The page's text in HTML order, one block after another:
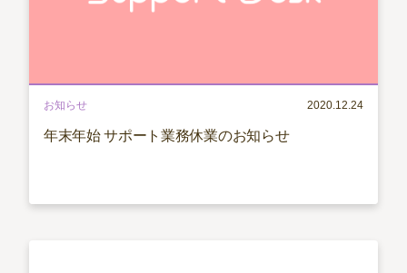
お知らせ 2020.12.24
年末年始 サポート業務休業のお知らせ